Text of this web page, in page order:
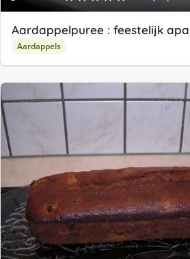
Aardappelpuree : feestelijk
Aardappels